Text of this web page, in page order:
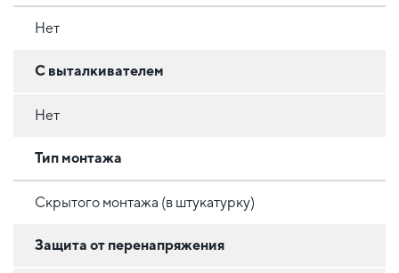
Нет
С выталкивателем
Нет
Тип монтажа
Скрытого монтажа (в штукатурку)
Защита от перенапряжения